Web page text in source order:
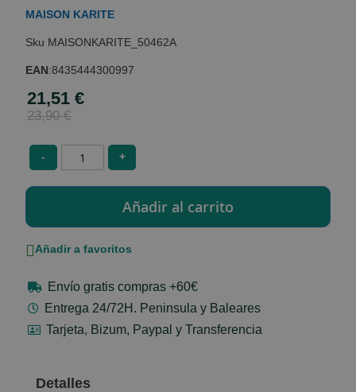
the
gallery
MAISON KARITE
MAISONKARITE_50462A
EAN:8435444300997
Special
Price
21,51 €
23,90 €
- +
Añadir a favoritos
Envío gratis compras +60€
Entrega 24/72H. Peninsula y Baleares
Tarjeta, Bizum, Paypal y Transferencia
Detalles